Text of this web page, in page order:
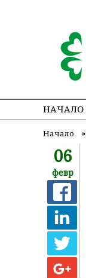
НАЧАЛО
Начало »
06
февр